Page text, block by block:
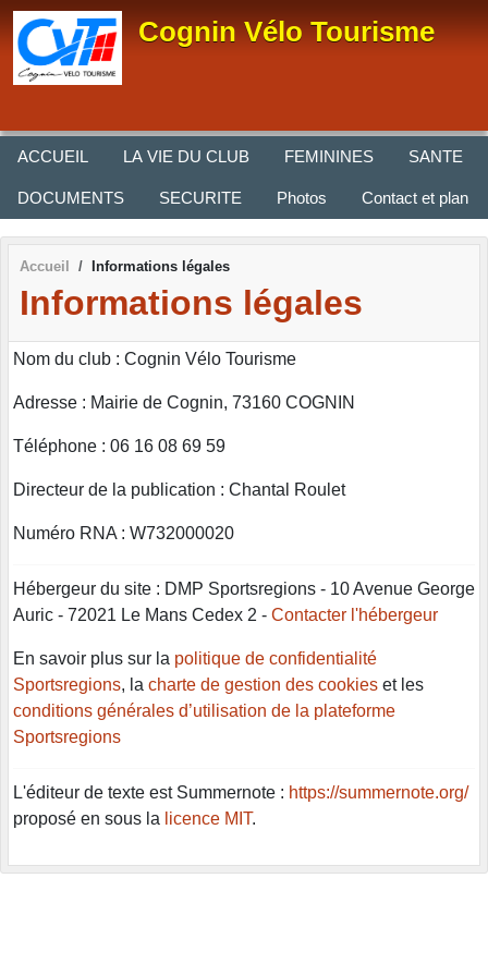
Cognin Vélo Tourisme
ACCUEIL LA VIE DU CLUB FEMININES SANTE
DOCUMENTS SECURITE Photos Contact et plan
Accueil Informations légales
Informations légales
Nom du club : Cognin Vélo Tourisme
Adresse : Mairie de Cognin, 73160 COGNIN
Téléphone : 06 16 08 69 59
Directeur de la publication : Chantal Roulet
Numéro RNA : W732000020
Hébergeur du site : DMP Sportsregions - 10 Avenue George
Auric - 72021 Le Mans Cedex 2 - Contacter l'hébergeur
En savoir plus sur la politique de confidentialité
Sportsregions, la charte de gestion des cookies et les
conditions générales d’utilisation de la plateforme
Sportsregions
L'éditeur de texte est Summernote : https://summernote.org/
proposé en sous la licence MIT.
Panneau de gestion des cookies